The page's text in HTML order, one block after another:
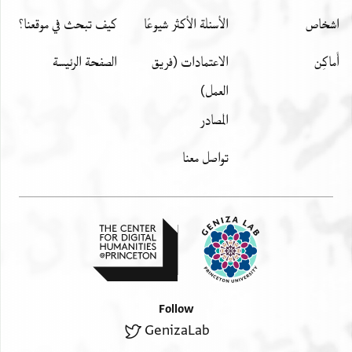
אבו אלפצל 2
מעאלי .........
תלת תארס?
איצא 1 5
---------------------------
אלתקה אבו אלמחאסן 2
اشخاص
أَماكِن
الأسئلة الأكثر شيوعًا
الاعتمادات (فريق
العمل)
المصادر
تواصل معنا
كيف تبحث في موقعنا؟
الصفحة الرئيسة
Follow
GenizaLab